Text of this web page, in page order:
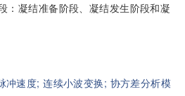
：凝结准备阶段、凝结发生阶段和凝
冲速度;连续小波变换; 协方差分析模